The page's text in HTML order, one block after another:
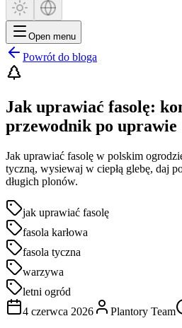
Open menu
Powrót do bloga
Jak uprawiać fasolę:
przewodnik po uprawie
Jak uprawiać fasolę w polskim
tyczną, wysiewaj w ciepłą glebę, daj
długich plonów.
jak uprawiać fasolę
fasola karłowa
fasola tyczna
warzywa
letni ogród
4 czerwca 2026
Plantory Team